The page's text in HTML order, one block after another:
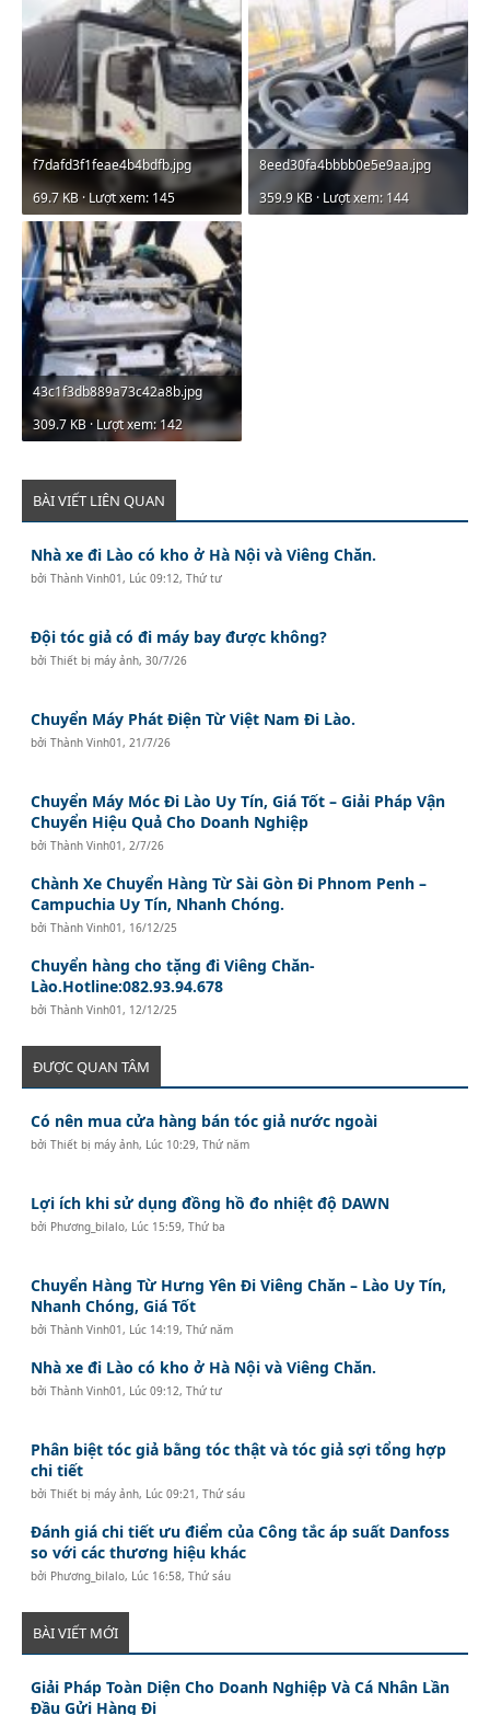
f7dafd3f1feae4b4bdfb.jpg
69.7 KB · Lượt xem: 145
8eed30fa4bbbb0e5e9aa.jpg
359.9 KB · Lượt xem: 144
43c1f3db889a73c42a8b.jpg
309.7 KB · Lượt xem: 142
BÀI VIẾT LIÊN QUAN
Nhà xe đi Lào có kho ở Hà Nội và Viêng Chăn.
bởiThành Vinh01, Lúc 09:12, Thứ tư
Đội tóc giả có đi máy bay được không?
bởiThiết bị máy ảnh,30/7/26
Chuyển Máy Phát Điện Từ Việt Nam Đi Lào.
bởiThành Vinh01,21/7/26
Chuyển Máy Móc Đi Lào Uy Tín, Giá Tốt – Giải Pháp Vận
Chuyển Hiệu Quả Cho Doanh Nghiệp
bởiThành Vinh01,2/7/26
Chành Xe Chuyển Hàng Từ Sài Gòn Đi Phnom Penh –
Campuchia Uy Tín, Nhanh Chóng.
bởiThành Vinh01, 16/12/25
Chuyển hàng cho tặng đi Viêng Chăn-
Lào.Hotline:082.93.94.678
bởiThành Vinh01, 12/12/25
ĐƯỢC QUAN TÂM
Có nên mua cửa hàng bán tóc giả nước ngoài
bởiThiết bị máy ảnh, Lúc 10:29, Thứ năm
Lợi ích khi sử dụng đồng hồ đo nhiệt độ DAWN
bởi Phương_bilalo, Lúc 15:59, Thứ ba
Chuyển Hàng Từ Hưng Yên Đi Viêng Chăn – Lào Uy Tín,
Nhanh Chóng, Giá Tốt
bởiThành Vinh01, Lúc 14:19, Thứ năm
Nhà xe đi Lào có kho ở Hà Nội và Viêng Chăn.
bởiThành Vinh01, Lúc 09:12, Thứ tư
Phân biệt tóc giả bằng tóc thật và tóc giả sợi tổng hợp
chi tiết
bởiThiết bị máy ảnh, Lúc 09:21, Thứ sáu
Đánh giá chi tiết ưu điểm của Công tắc áp suất Danfoss
so với các thương hiệu khác
bởi Phương_bilalo, Lúc 16:58, Thứ sáu
BÀI VIẾT MỚI
Giải Pháp Toàn Diện Cho Doanh Nghiệp Và Cá Nhân Lần
Đầu Gửi Hàng Đi